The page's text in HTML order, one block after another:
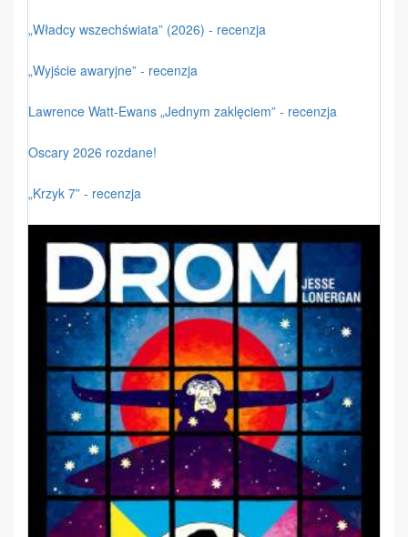
„Władcy wszechświata” (2026) - recenzja
„Wyjście awaryjne” - recenzja
Lawrence Watt-Ewans „Jednym zaklęciem” - recenzja
Oscary 2026 rozdane!
„Krzyk 7” - recenzja